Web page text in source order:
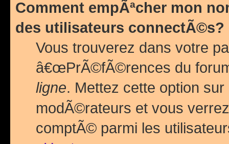
Comment empÃªcher mon
des utilisateurs connectÃ©s?
Vous trouverez dans votre
â€œPrÃ©fÃ©rences du
ligne. Mettez cette option sur
modÃ©rateurs et vous
comptÃ© parmi les